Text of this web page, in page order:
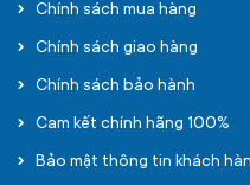
Chính sách mua hàng
Chính sách giao hàng
Chính sách bảo hành
Cam kết chính hãng 100%
Bảo mật thông tin khách